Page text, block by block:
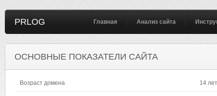
PRLOG Главная Анализ сайта
ОСНОВНЫЕ ПОКАЗАТЕЛИ САЙТА
Возраст домена 14 лет